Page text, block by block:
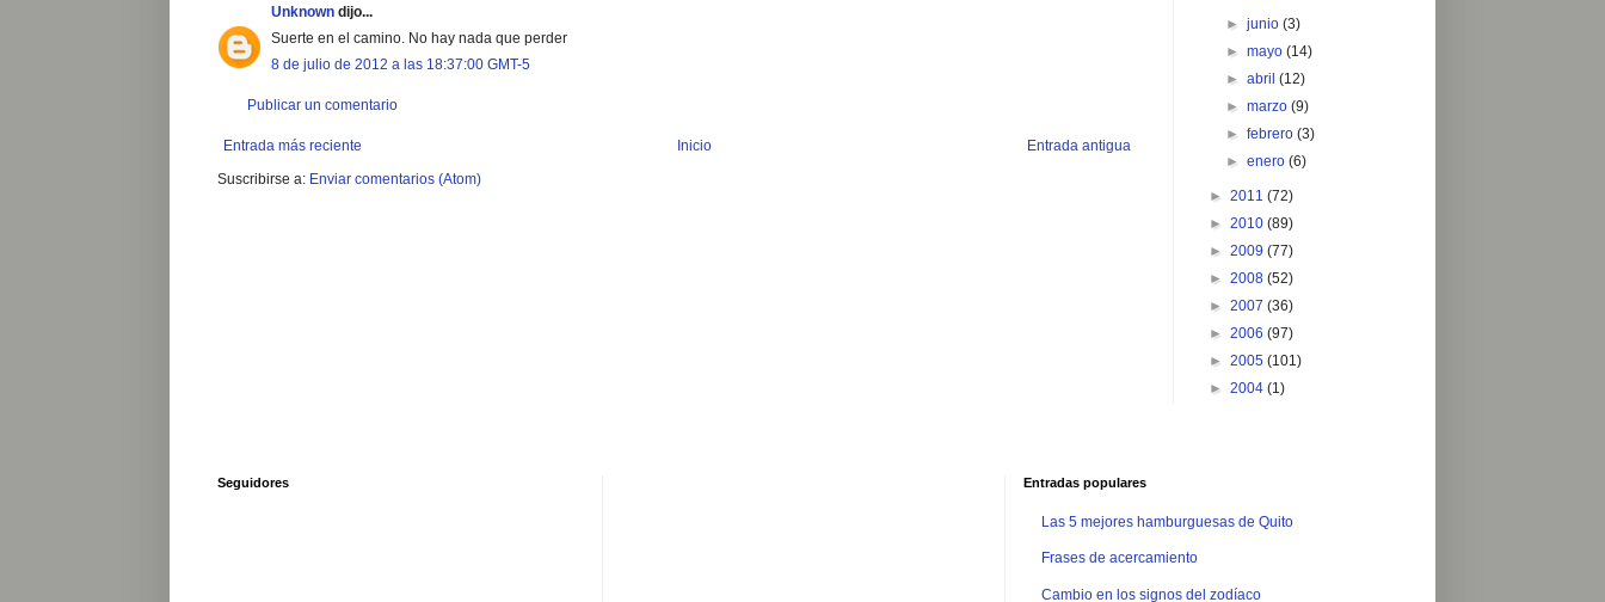
Unknown dijo...
Suerte en el camino. No hay nada que perder
8 de julio de 2012 a las 18:37:00 GMT-5
Publicar un comentario
Entrada más reciente Entrada antigua
Inicio
Suscribirse a: Enviar comentarios (Atom)
►junio(3)
►mayo(14)
►abril(12)
►marzo(9)
►febrero(3)
►enero(6)
► 2011 (72)
► 2010 (89)
► 2009 (77)
► 2008 (52)
► 2007 (36)
► 2006 (97)
► 2005 (101)
► 2004 (1)
Seguidores Entradas populares
Las 5 mejores hamburguesas de Quito
Frases de acercamiento
Cambio en los signos del zodíaco